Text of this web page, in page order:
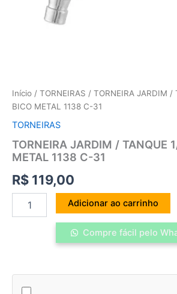
Início / TORNEIRAS / TORNEIRA JARDIM /
BICO METAL 1138 C-31
TORNEIRAS
TORNEIRA JARDIM / TANQUE
METAL 1138 C-31
R$ 119,00
Adicionar ao carrinho
Compre fácil pelo